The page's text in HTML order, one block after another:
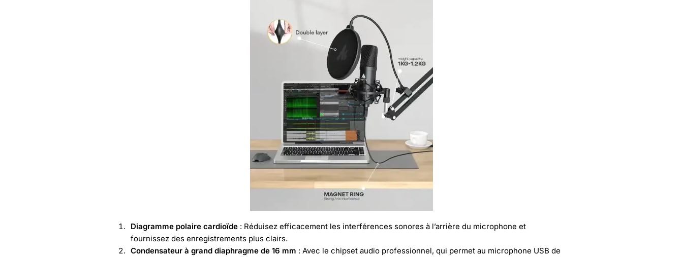
Diagramme polaire cardioïde : Réduisez efficacement les interférences sonores à l’arrière du microphone et
fournissez des enregistrements plus clairs.
Condensateur à grand diaphragme de 16 mm : Avec le chipset audio professionnel, qui permet au microphone USB de